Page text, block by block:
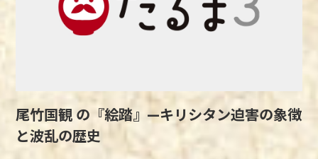
尾竹国観 の『絵踏』—キリシタン迫害の象徴
と波乱の歴史